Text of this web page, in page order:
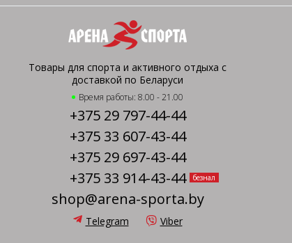
Товары для спорта и активного отдыха с
доставкой по Беларуси
Время работы: 8.00 - 21.00
+375 29 797-44-44
+375 33 607-43-44
+375 29 697-43-44
+375 33 914-43-44
безнал
shop@arena-sporta.by
Telegram Viber